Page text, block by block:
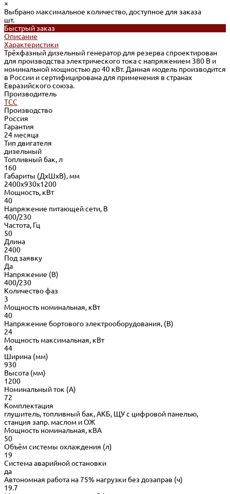
×
Выбрано максимальное количество, доступное для заказа
шт.
Быстрый заказ
Описание
Характеристики
Трёхфазный дизельный генератор для резерва спроектирован
для производства электрического тока с напряжением 380 В и
номинальной мощностью до 40 кВт. Данная модель производится
в России и сертифицирована для применения в странах
Евразийского союза.
Производитель
ТСС
Производство
Россия
Гарантия
24 месяца
Тип двигателя
дизельный
Топливный бак, л
160
Габариты (ДхШхВ), мм
2400x930x1200
Мощность, кВт
40
Напряжение питающей сети, В
400/230
Частота, Гц
50
Длина
2400
Под заявку
Да
Напряжение (В)
400/230
Количество фаз
3
Мощность номинальная, кВт
40
Напряжение бортового электрооборудования, (В)
24
Мощность максимальная, кВт
44
Ширина (мм)
930
Высота (мм)
1200
Номинальный ток (А)
72
Комплектация
глушитель, топливный бак, АКБ, ЩУ с цифровой панелью,
станция запр. маслом и ОЖ
Мощность номинальная, кВА
50
Объём системы охлаждения (л)
19
Система аварийной остановки
да
Автономная работа на 75% нагрузки без дозаправ (ч)
19.7